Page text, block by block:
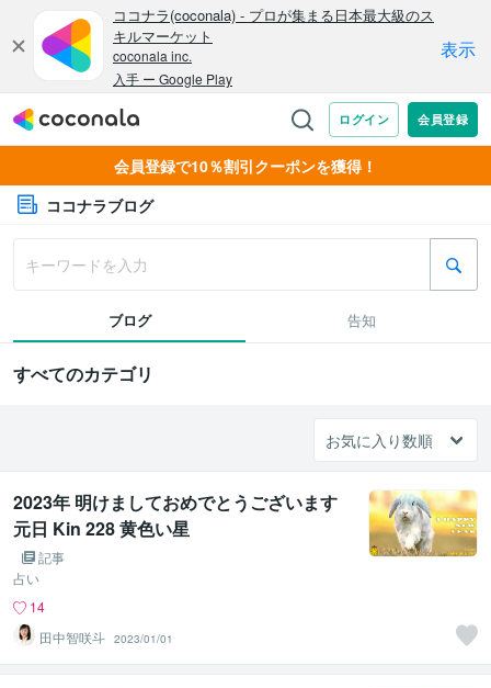
会員登録で10％割引クーポンを獲得！
ココナラブログ
ブログ 告知
すべてのカテゴリ
2023年 明けましておめでとうございます
元日 Kin 228 黄色い星
記事
占い
14
田中智咲斗 2023/01/01